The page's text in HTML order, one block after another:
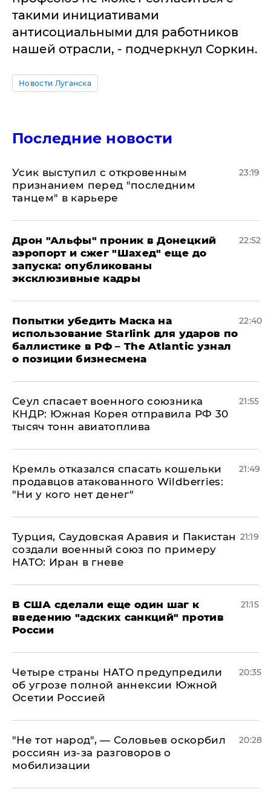
такими инициативами
антисоциальными для работников
нашей отрасли, - подчеркнул Соркин.
Новости Луганска
Последние новости
Усик выступил с откровенным
признанием перед "последним
танцем" в карьере
23:19
Дрон "Альфы" проник в Донецкий
аэропорт и сжег "Шахед" еще до
запуска: опубликованы
эксклюзивные кадры
22:52
Попытки убедить Маска на
использование Starlink для ударов по
баллистике в РФ – The Atlantic узнал
о позиции бизнесмена
22:40
​Сеул спасает военного союзника
КНДР: Южная Корея отправила РФ 30
тысяч тонн авиатоплива
21:55
Кремль отказался спасать кошельки
продавцов атакованного Wildberries:
"Ни у кого нет денег"
21:49
Турция, Саудовская Аравия и Пакистан
создали военный союз по примеру
НАТО: Иран в гневе
21:19
В США сделали еще один шаг к
введению "адских санкций" против
России
21:15
Четыре страны НАТО предупредили
об угрозе полной аннексии Южной
Осетии Россией
20:35
​"Не тот народ", — Соловьев оскорбил
россиян из-за разговоров о
мобилизации
20:28